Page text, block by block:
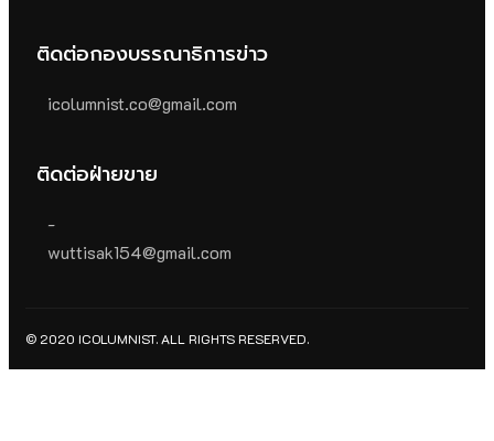
ติดต่อกองบรรณาธิการข่าว
icolumnist.co@gmail.com
ติดต่อฝ่ายขาย
-
wuttisak154@gmail.com
© 2020 ICOLUMNIST. ALL RIGHTS RESERVED.